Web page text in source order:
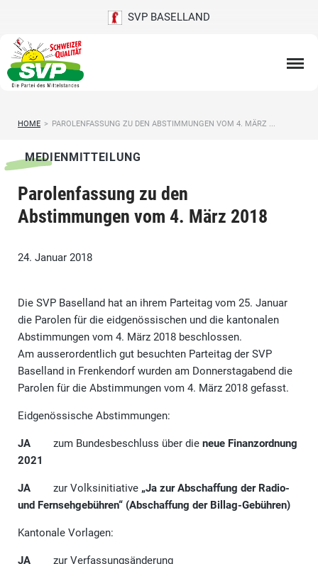
SVP BASELLAND
HOME > PAROLENFASSUNG ZU DEN ABSTIMMUNGEN VOM 4. MÄRZ ...
MEDIENMITTEILUNG
Parolenfassung zu den
Abstimmungen vom 4. März 2018
24. Januar 2018
Die SVP Baselland hat an ihrem Parteitag vom 25. Januar
die Parolen für die eidgenössischen und die kantonalen
Abstimmungen vom 4. März 2018 beschlossen.
Am ausserordentlich gut besuchten Parteitag der SVP
Baselland in Frenkendorf wurden am Donnerstagabend die
Parolen für die Abstimmungen vom 4. März 2018 gefasst.
Eidgenössische Abstimmungen:
JA zum Bundesbeschluss über die neue Finanzordnung
2021
JA zur Volksinitiative „Ja zur Abschaffung der Radio-
und Fernsehgebühren“ (Abschaffung der Billag-Gebühren)
Kantonale Vorlagen:
JA zur Verfassungsänderung